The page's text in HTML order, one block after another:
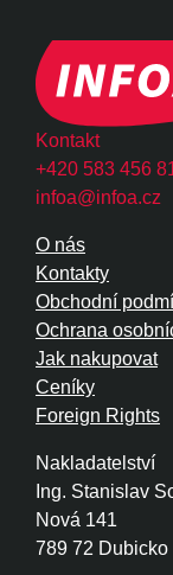
Kontakt
+420 583 456
infoa@infoa.cz
Nakladatelství
Ing. Stanislav
Nová 141
789 72 Dubicko
O nás
Kontakty
Obchodní
Ochrana
Jak nakupovat
Ceníky
Foreign Rights